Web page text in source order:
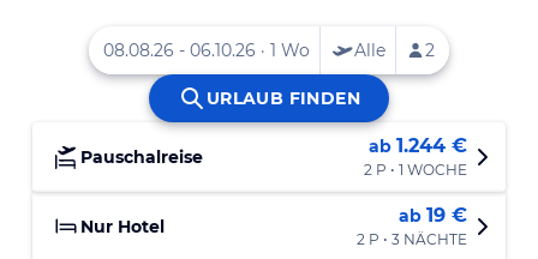
Pauschalreise ab 1.244 €
2 P • 1 WOCHE
Nur Hotel ab 19 €
2 P • 3 NÄCHTE